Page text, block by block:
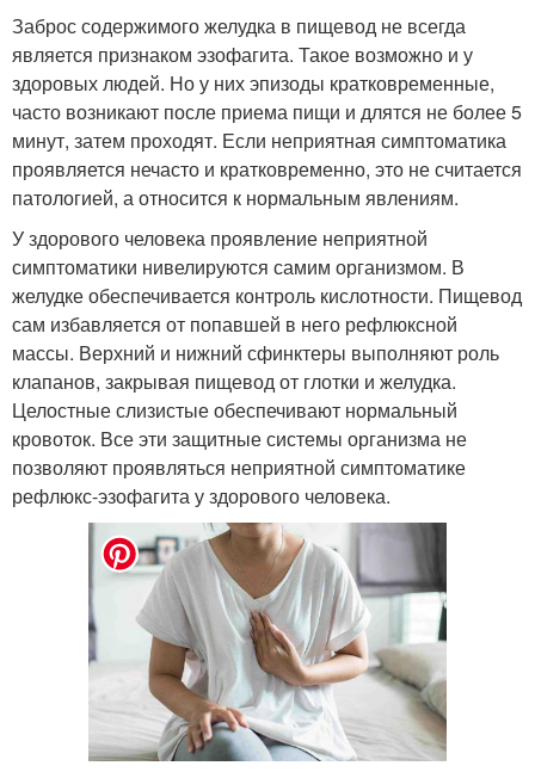
Заброс содержимого желудка в пищевод не всегда
является признаком эзофагита. Такое возможно и у
здоровых людей. Но у них эпизоды кратковременные,
часто возникают после приема пищи и длятся не более 5
минут, затем проходят. Если неприятная симптоматика
проявляется нечасто и кратковременно, это не считается
патологией, а относится к нормальным явлениям.
У здорового человека проявление неприятной
симптоматики нивелируются самим организмом. В
желудке обеспечивается контроль кислотности. Пищевод
сам избавляется от попавшей в него рефлюксной
массы. Верхний и нижний сфинктеры выполняют роль
клапанов, закрывая пищевод от глотки и желудка.
Целостные слизистые обеспечивают нормальный
кровоток. Все эти защитные системы организма не
позволяют проявляться неприятной симптоматике
рефлюкс-эзофагита у здорового человека.